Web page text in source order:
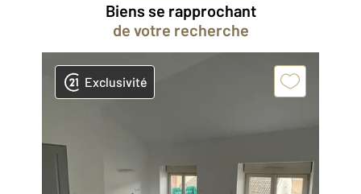
Biens se rapprochant
de votre recherche
Exclusivité